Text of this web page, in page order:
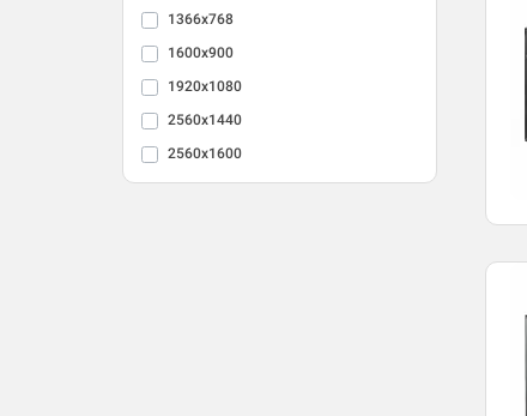
1366x768
1600x900
1920x1080
2560x1440
2560x1600